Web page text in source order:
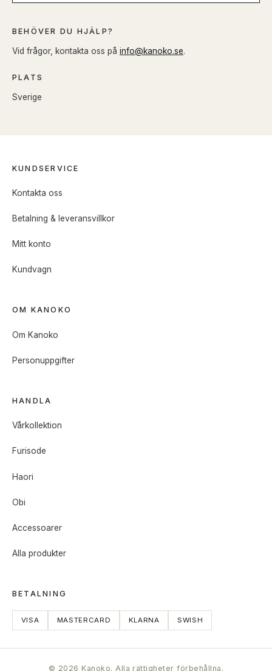
BEHÖVER DU HJÄLP?
Vid frågor, kontakta oss på info@kanoko.se.
PLATS
Sverige
KUNDSERVICE
Kontakta oss
Betalning & leveransvillkor
Mitt konto
Kundvagn
OM KANOKO
Om Kanoko
Personuppgifter
HANDLA
Vårkollektion
Furisode
Haori
Obi
Accessoarer
Alla produkter
BETALNING
VISA MASTERCARD KLARNA SWISH
© 2026 Kanoko. Alla rättigheter förbehållna.